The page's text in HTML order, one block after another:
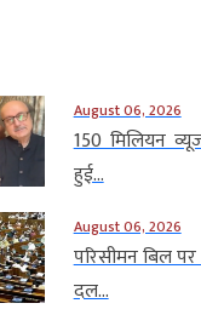
August 06, 2026
150 मिलियन
हुई...
August 06, 2026
परिसीमन बिल
दल...